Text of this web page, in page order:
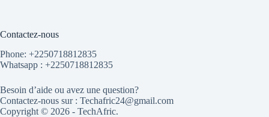
Contactez-nous
Phone: +2250718812835
Whatsapp : +2250718812835
Besoin d’aide ou avez une question?
Contactez-nous sur : Techafric24@gmail.com
Copyright © 2026 - TechAfric.